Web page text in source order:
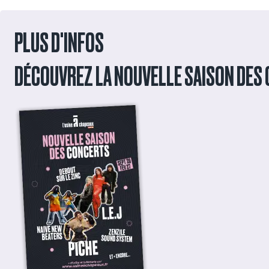
PLUS D'INFOS
DÉCOUVREZ LA NOUVELLE SAISON